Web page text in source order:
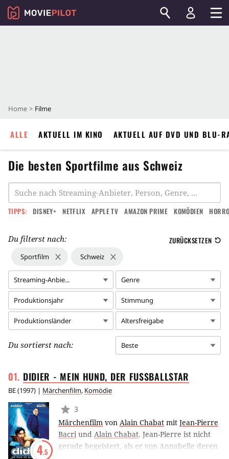
Home Filme
ALLE AKTUELL IM KINO AKTUELL AUF DVD UND BLU-
Die besten Sportfilme aus Schweiz
TIPPS: DISNEY+ NETFLIX APPLE TV AMAZON PRIME KOMÖDIEN
Du filterst nach: ZURÜCKSETZEN
Sportfilm Schweiz
Streaming-Anbie... Genre
Produktionsjahr Stimmung
Produktionsländer Altersfreigabe
Du sortierst nach: Beste
DIDIER - MEIN HUND, DER FUSSBALLSTAR
BE(1997) | Märchenfilm, Komödie
4.5
3
Märchenfilm von Alain Chabat mit Jean-Pierre
Bacriund Alain Chabat. Jean-Pierre ist nicht
gerade begeistert, als er von Annabelle deren